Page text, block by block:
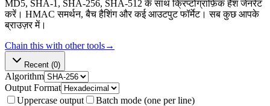
MD5, SHA-1, SHA-256, SHA-512 के साथ क्रिप्टोग्राफ़िक हैश जेनरेट
करें। HMAC समर्थन, बैच हैशिंग और कई आउटपुट फॉर्मेट। सब कुछ आपके
ब्राउज़र में।
Chain this with other tools→
Recent (0)
Algorithm
Output Format
Uppercase output
Batch mode (one per line)